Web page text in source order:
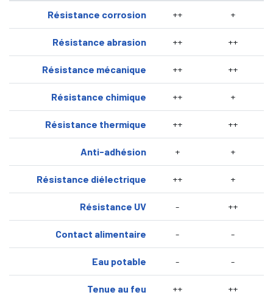
Résistance corrosion ++ +
Résistance abrasion ++ ++
Résistance mécanique ++ ++
Résistance chimique ++ +
Résistance thermique ++ ++
Anti-adhésion + +
Résistance diélectrique ++ +
Résistance UV - ++
Contact alimentaire - -
Eau potable - -
Tenue au feu ++ ++